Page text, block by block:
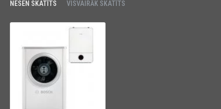
NESEN SKATĪTS VISVAIRĀK SKATĪTS